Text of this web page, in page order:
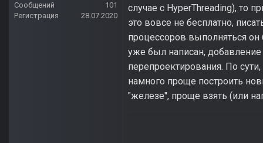
Сообщений
101
Регистрация
28.07.2020
случае с HyperThreading), то
это вовсе не бесплатно,
процессоров выполняться
уже был написан,
перепроектирования. По
намного проще построить
"железе", проще взять (или